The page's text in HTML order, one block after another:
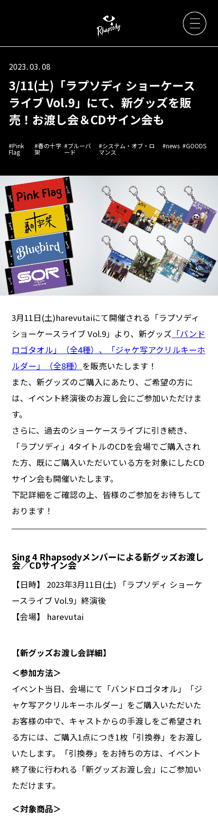
Artists
News
Live / Event
Discography
Goods
Cast / Staff
About
2023. 03. 08
3/11(土)「ラプソディ ショーケース
ライブ Vol.9」にて、新グッズを販
売！お渡し会＆CDサイン会も
#Pink
Flag
#春の十字
架
#ブルーバ
ード
#システム・オブ・ロ
マンス
#news #GOODS
3月11日(土)harevutaiにて開催される「ラプソディ
ショーケースライブ Vol.9」より、新グッズ 「バンド
ロゴタオル」（全4種）、「ジャケ写アクリルキーホ
ルダー」（全8種） を販売いたします！
また、新グッズのご購入にあたり、ご希望の方に
は、イベント終演後のお渡し会にご参加いただけま
す。
さらに、過去のショーケースライブに引き続き、
「ラプソディ」4タイトルのCDを会場でご購入され
た方、既にご購入いただいている方を対象にしたCD
サイン会も開催いたします。
下記詳細をご確認の上、皆様のご参加をお待ちして
おります！
Sing 4 Rhapsodyメンバーによる新グッズお渡し
会／CDサイン会
【日時】 2023年3月11日(土) 「ラプソディ ショーケ
ースライブ Vol.9」終演後
【会場】 harevutai
【新グッズお渡し会詳細】
＜参加方法＞
イベント当日、会場にて「バンドロゴタオル」「ジ
ャケ写アクリルキーホルダー」をご購入いただいた
お客様の中で、キャストからの手渡しをご希望され
る方には、ご購入1点につき1枚「引換券」をお渡し
いたします。「引換券」をお持ちの方は、イベント
終了後に行われる「新グッズお渡し会」にご参加い
ただけます。
＜対象商品＞